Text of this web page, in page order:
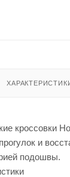
кроссовки
и
подошвы.